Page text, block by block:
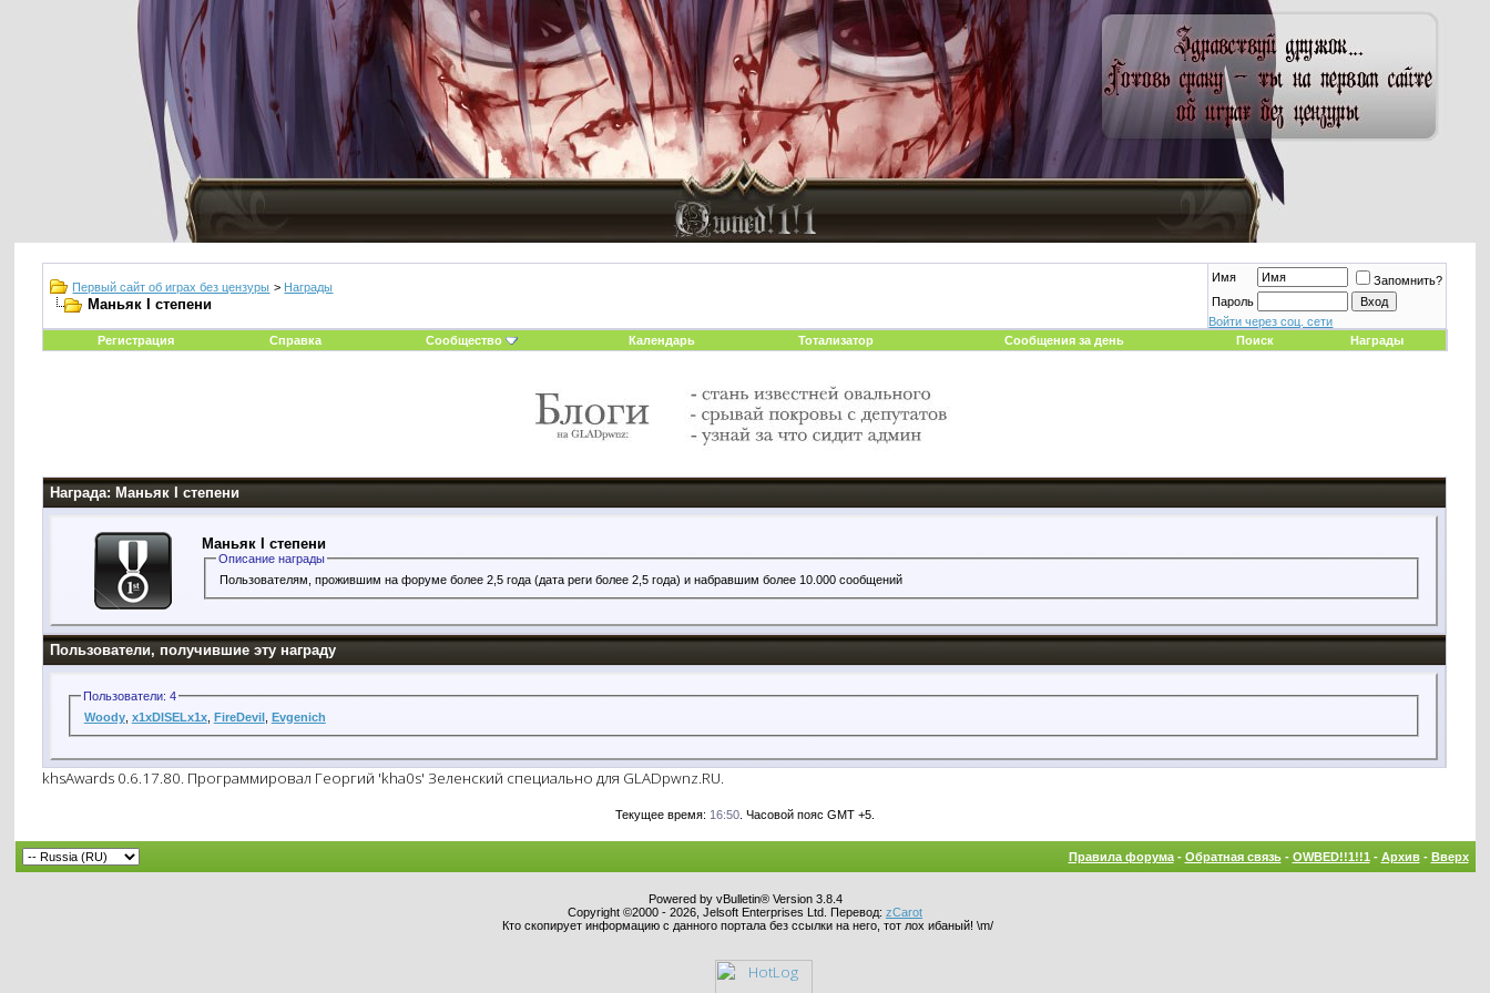
Первый сайт об играх без цензуры > Награды
Маньяк I степени
Имя
Запомнить?
Пароль
Войти через соц. сети
Регистрация
Справка Сообщество Календарь Тотализатор Сообщения за день Поиск Награды
Награда: Маньяк I степени
Маньяк I степени
Описание награды
Пользователям, прожившим на форуме более 2,5 года (дата реги более 2,5 года) и набравшим более 10.000 сообщений
Пользователи, получившие эту награду
Пользователи: 4
Woody, x1xDISELx1x, FireDevil, Evgenich
khsAwards 0.6.17.80. Программировал Георгий 'kha0s' Зеленский специально для GLADpwnz.RU.
Текущее время: 16:50. Часовой пояс GMT +5.
Правила форума- Обратная связь- OWBED!!1!!1 - Архив- Вверх
Powered by vBulletin® Version 3.8.4
Copyright ©2000 - 2026, Jelsoft Enterprises Ltd. Перевод: zCarot
Кто скопирует информацию с данного портала без ссылки на него, тот лох ибаный! \m/